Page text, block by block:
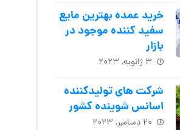
خرید عمده بهترین مایع
سفید کننده موجود در
بازار
۳ ژانویه, ۲۰۲۳
شرکت های تولیدکننده
اسانس شوینده کشور
۲۰ دسامبر, ۲۰۲۳